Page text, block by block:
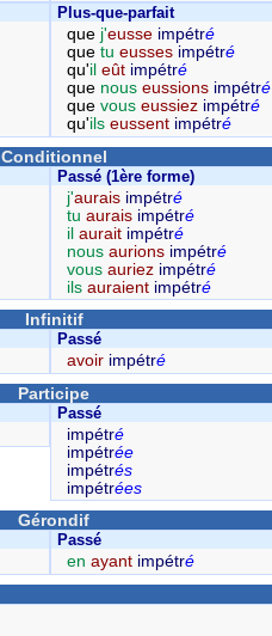
Plus-que-parfait
que j'eusse impétré
quetueusses impétré
qu'ileût impétré
que nouseussions impétré
quevouseussiez impétré
qu'ilseussent impétré
Conditionnel
Passé (1ère forme)
j'aurais impétré
tuaurais impétré
ilaurait impétré
nousaurions impétré
vousauriez impétré
ilsauraient impétré
Infinitif
Passé
avoir impétré
Participe
Passé
impétré
impétrée
impétrés
impétrées
Gérondif
Passé
enayant impétré